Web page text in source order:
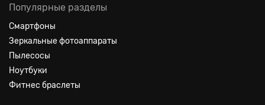
Популярные разделы
Смартфоны
Зеркальные фотоаппараты
Пылесосы
Ноутбуки
Фитнес браслеты